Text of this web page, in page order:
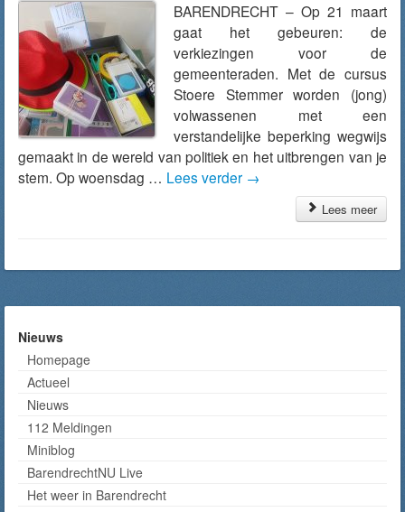
BARENDRECHT – Op 21 maart
gaat het gebeuren: de
verkiezingen voor de
gemeenteraden. Met de cursus
Stoere Stemmer worden (jong)
volwassenen met een
verstandelijke beperking wegwijs
gemaakt in de wereld van politiek en het uitbrengen van je
stem. Op woensdag … Lees verder →
Lees meer
Nieuws
Homepage
Actueel
Nieuws
112 Meldingen
Miniblog
BarendrechtNU Live
Het weer in Barendrecht